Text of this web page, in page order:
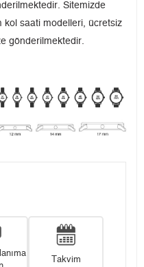
Sitemizde
kol saati modelleri, ücretsiz
gönderilmektedir.
Takvim